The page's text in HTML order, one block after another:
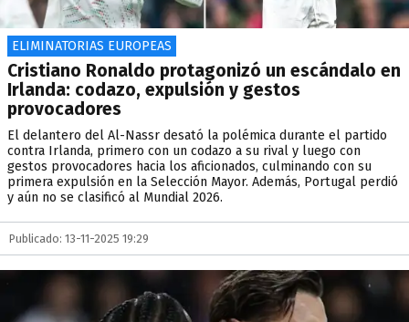
ELIMINATORIAS EUROPEAS
Cristiano Ronaldo protagonizó un escándalo en
Irlanda: codazo, expulsión y gestos
provocadores
El delantero del Al-Nassr desató la polémica durante el partido
contra Irlanda, primero con un codazo a su rival y luego con
gestos provocadores hacia los aficionados, culminando con su
primera expulsión en la Selección Mayor. Además, Portugal perdió
y aún no se clasificó al Mundial 2026.
Publicado: 13-11-2025 19:29